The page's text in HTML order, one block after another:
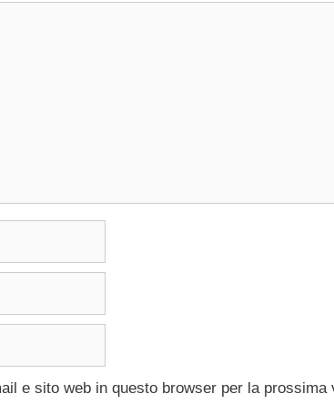
e sito web in questo browser per la prossima